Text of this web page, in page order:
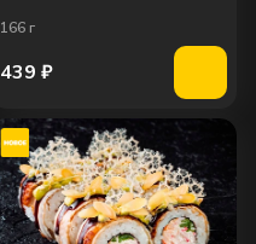
166 г
439 ₽